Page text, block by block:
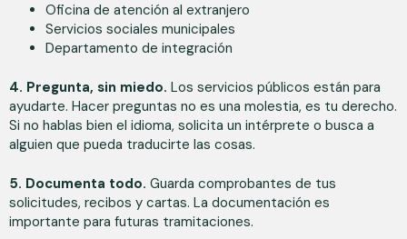
Oficina de atención al extranjero
Servicios sociales municipales
Departamento de integración
4. Pregunta, sin miedo. Los servicios públicos están para
ayudarte. Hacer preguntas no es una molestia, es tu derecho.
Si no hablas bien el idioma, solicita un intérprete o busca a
alguien que pueda traducirte las cosas.
5. Documenta todo. Guarda comprobantes de tus
solicitudes, recibos y cartas. La documentación es
importante para futuras tramitaciones.